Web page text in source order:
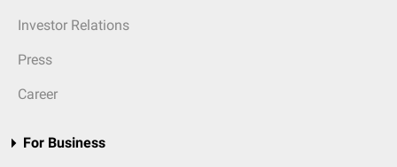
Investor Relations
Press
Career
For Business